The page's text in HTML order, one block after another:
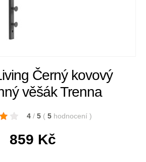
Černý kovový
věšák Trenna
4 / 5 ( 5 hodnocení )
859 Kč